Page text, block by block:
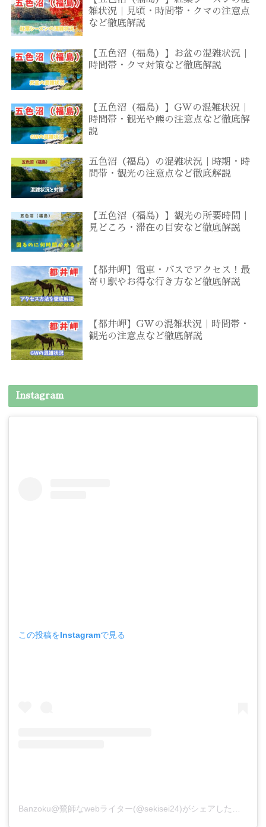
雑状況｜見頃・時間帯・クマの注意点
など徹底解説
【五色沼（福島）】お盆の混雑状況｜
時間帯・クマ対策など徹底解説
【五色沼（福島）】GWの混雑状況｜
時間帯・観光や熊の注意点など徹底解
説
五色沼（福島）の混雑状況｜時期・時
間帯・観光の注意点など徹底解説
【五色沼（福島）】観光の所要時間｜
見どころ・滞在の目安など徹底解説
【都井岬】電車・バスでアクセス！最
寄り駅やお得な行き方など徹底解説
【都井岬】GWの混雑状況｜時間帯・
観光の注意点など徹底解説
Instagram
この投稿をInstagramで見る
Banzoku@鷺師なwebライター(@sekisei24)がシェアした投稿